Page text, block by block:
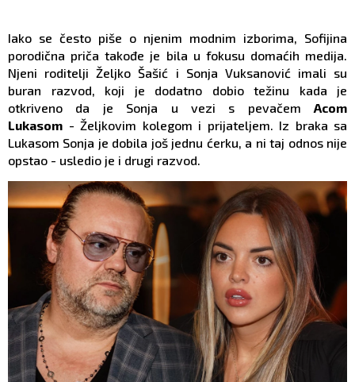
Iako se često piše o njenim modnim izborima, Sofijina
porodična priča takođe je bila u fokusu domaćih medija.
Njeni roditelji Željko Šašić i Sonja Vuksanović imali su
buran razvod, koji je dodatno dobio težinu kada je
otkriveno da je Sonja u vezi s pevačem Acom
Lukasom - Željkovim kolegom i prijateljem. Iz braka sa
Lukasom Sonja je dobila još jednu ćerku, a ni taj odnos nije
opstao - usledio je i drugi razvod.